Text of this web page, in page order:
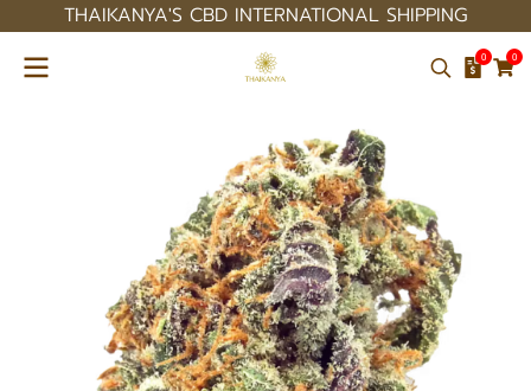
THAIKANYA'S CBD INTERNATIONAL SHIPPING
0 0